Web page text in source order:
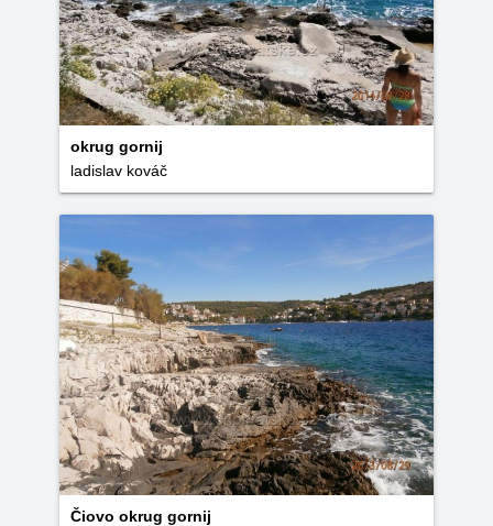
okrug gornij
ladislav kováč
Čiovo okrug gornij